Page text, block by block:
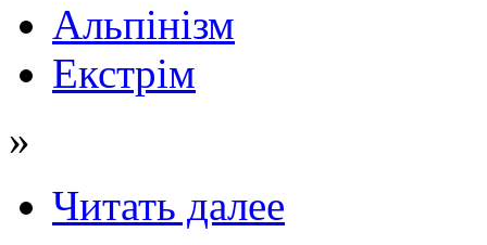
Альпінізм
Екстрім
»
Читать далее